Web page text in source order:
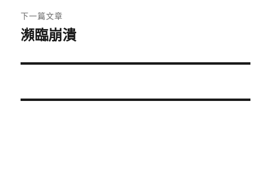
覽
文
章:
下一篇文章
下
篇
章:
瀕臨崩潰